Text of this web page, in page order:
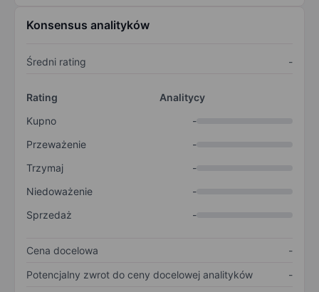
Konsensus analityków
Średni rating -
Rating
Analitycy
Kupno
-
Przeważenie
-
Trzymaj
-
Niedoważenie
-
Sprzedaż
-
Cena docelowa
-
Potencjalny zwrot do ceny docelowej analityków
-